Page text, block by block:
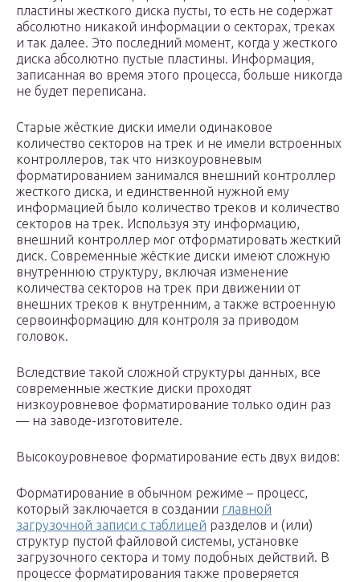
пластины жесткого диска пусты, то есть не содержат
абсолютно никакой информации о секторах, треках
и так далее. Это последний момент, когда у жесткого
диска абсолютно пустые пластины. Информация,
записанная во время этого процесса, больше никогда
не будет переписана.
Старые жёсткие диски имели одинаковое
количество секторов на трек и не имели встроенных
контроллеров, так что низкоуровневым
форматированием занимался внешний контроллер
жесткого диска, и единственной нужной ему
информацией было количество треков и количество
секторов на трек. Используя эту информацию,
внешний контроллер мог отформатировать жесткий
диск. Современные жёсткие диски имеют сложную
внутреннюю структуру, включая изменение
количества секторов на трек при движении от
внешних треков к внутренним, а также встроенную
сервоинформацию для контроля за приводом
головок.
Вследствие такой сложной структуры данных, все
современные жесткие диски проходят
низкоуровневое форматирование только один раз
— на заводе-изготовителе.
Высокоуровневое форматирование есть двух видов:
Форматирование в обычном режиме – процесс,
который заключается в создании главной
загрузочной записи с таблицей разделов и (или)
структур пустой файловой системы, установке
загрузочного сектора и тому подобных действий. В
процессе форматирования также проверяется